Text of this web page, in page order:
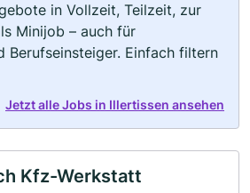
in Vollzeit, Teilzeit, zur
Minijob – auch für
Berufseinsteiger. Einfach filtern
Jetzt alle Jobs in Illertissen ansehen
Kfz-Werkstatt